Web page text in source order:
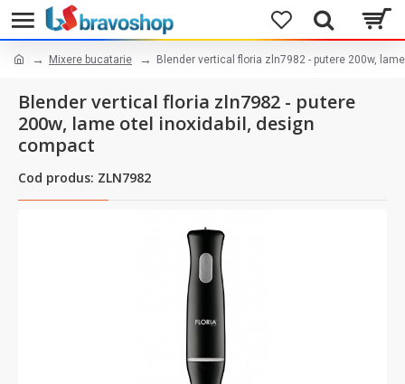
Mixere bucatarie Blender vertical floria zln7982 - putere 200w,
Blender vertical floria zln7982 - putere
200w, lame otel inoxidabil, design
compact
Cod produs: ZLN7982